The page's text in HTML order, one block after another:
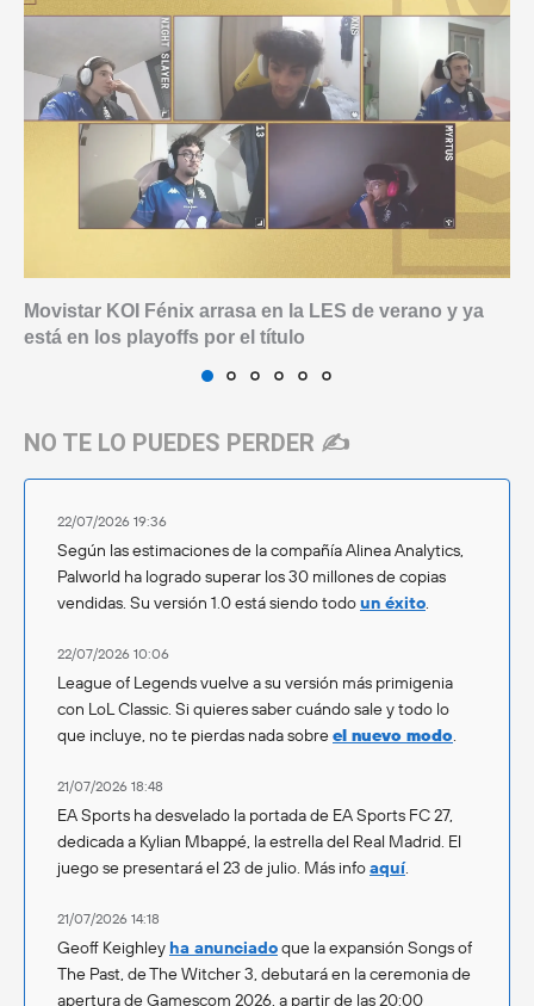
Movistar KOI Fénix arrasa en la LES de verano y ya
está en los playoffs por el título
NO TE LO PUEDES PERDER ✍️
22/07/2026 19:36
Según las estimaciones de la compañía Alinea Analytics,
Palworld ha logrado superar los 30 millones de copias
vendidas. Su versión 1.0 está siendo todoun éxito.
22/07/2026 10:06
League of Legends vuelve a su versión más primigenia
con LoL Classic. Si quieres saber cuándo sale y todo lo
que incluye, no te pierdas nada sobreel nuevo modo.
21/07/2026 18:48
EA Sports ha desvelado la portada de EA Sports FC 27,
dedicada a Kylian Mbappé, la estrella del Real Madrid. El
juego se presentará el 23 de julio. Más infoaquí.
21/07/2026 14:18
Geoff Keighley ha anunciadoque la expansión Songs of
The Past, de The Witcher 3, debutará en la ceremonia de
apertura de Gamescom 2026, a partir de las 20:00